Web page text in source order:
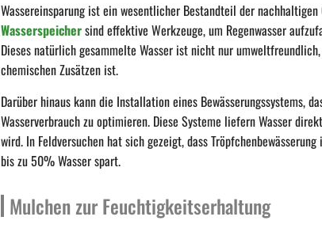
Wassereinsparung ist ein wesentlicher Bestandteil der nachhaltigen
Wasserspeichersind effektive Werkzeuge, um Regenwasser
Dieses natürlich gesammelte Wasser ist nicht nur
chemischen Zusätzen ist.
Darüber hinaus kann die Installation eines Bewässerungssystems,
Wasserverbrauch zu optimieren. Diese Systeme liefern Wasser
wird. In Feldversuchen hat sich gezeigt, dass
bis zu 50% Wasser spart.
Mulchen zur Feuchtigkeitserhaltung